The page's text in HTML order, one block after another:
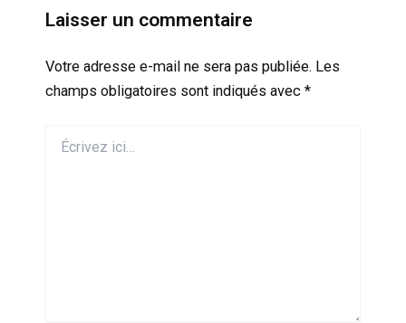
Laisser un commentaire
Votre adresse e-mail ne sera pas publiée. Les
champs obligatoires sont indiqués avec *
ici…